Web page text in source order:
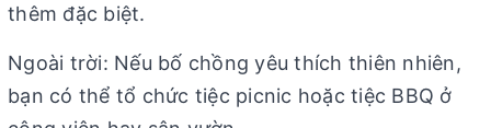
thêm đặc biệt.
Ngoài trời: Nếu bố chồng yêu thích thiên nhiên,
bạn có thể tổ chức tiệc picnic hoặc tiệc BBQ ở